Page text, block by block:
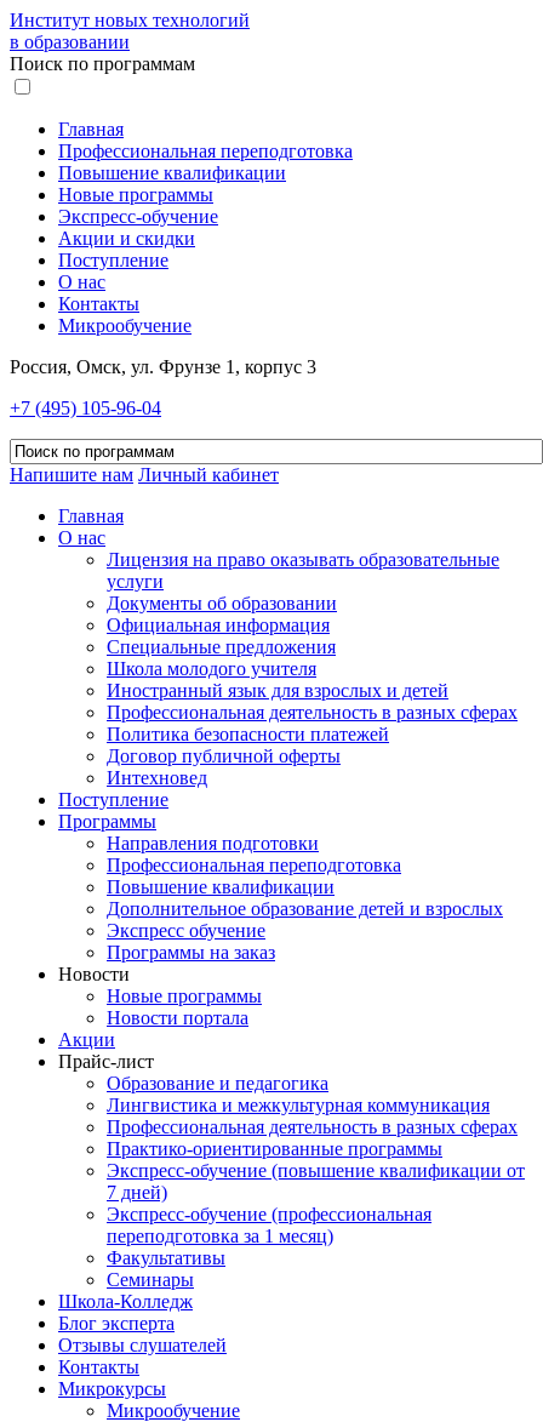
Институт новых технологий
в образовании
Поиск по программам
Главная
Профессиональная переподготовка
Повышение квалификации
Новые программы
Экспресс-обучение
Акции и скидки
Поступление
О нас
Контакты
Микрообучение
Россия, Омск, ул. Фрунзе 1, корпус 3
+7 (495) 105-96-04
Напишите нам Личный кабинет
Главная
О нас
Лицензия на право оказывать образовательные
услуги
Документы об образовании
Официальная информация
Специальные предложения
Школа молодого учителя
Иностранный язык для взрослых и детей
Профессиональная деятельность в разных сферах
Политика безопасности платежей
Договор публичной оферты
Интехновед
Поступление
Программы
Направления подготовки
Профессиональная переподготовка
Повышение квалификации
Дополнительное образование детей и взрослых
Экспресс обучение
Программы на заказ
Новости
Новые программы
Новости портала
Акции
Прайс-лист
Образование и педагогика
Лингвистика и межкультурная коммуникация
Профессиональная деятельность в разных сферах
Практико-ориентированные программы
Экспресс-обучение (повышение квалификации от
7 дней)
Экспресс-обучение (профессиональная
переподготовка за 1 месяц)
Факультативы
Семинары
Школа-Колледж
Блог эксперта
Отзывы слушателей
Контакты
Микрокурсы
Микрообучение